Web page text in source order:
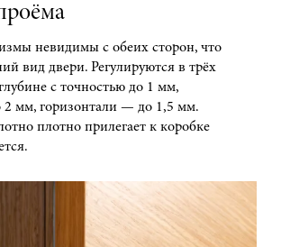
невидимы с обеих сторон, что
вид двери. Регулируются в трёх
с точностью до 1 мм,
мм, горизонтали — до 1,5 мм.
плотно прилегает к коробке